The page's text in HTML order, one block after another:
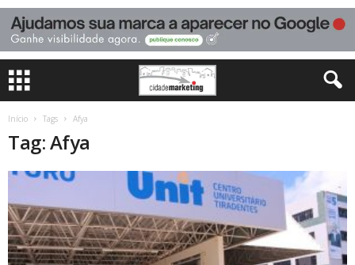
Início Tags Afya
Tag: Afya